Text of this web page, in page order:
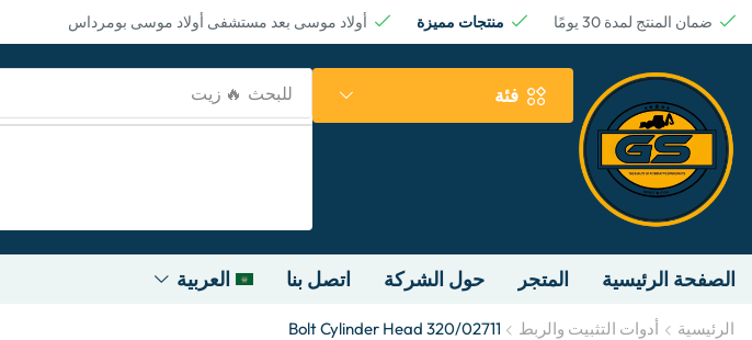
ضمان المنتج لمدة 30 يومًا منتجات مميزة أولاد موسى بعد مستشفى أولاد موسى بومرداس
فئة للبحث
الصفحة الرئيسية المتجر حول الشركة اتصل بنا العربية
الرئيسية أدوات التثبيت والربط Bolt Cylinder Head 320/02711